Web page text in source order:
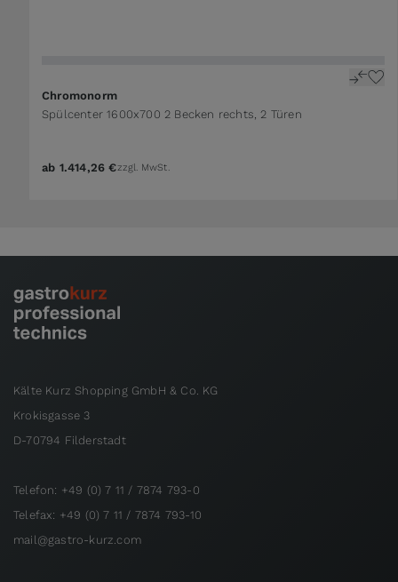
Chromonorm
Spülcenter 1600x700 2 Becken rechts, 2 Türen
ab 1.414,26 €zzgl. MwSt.
Kälte Kurz Shopping GmbH & Co. KG
Krokisgasse 3
D-70794 Filderstadt
Telefon: +49 (0) 7 11 / 7874 793-0
Telefax: +49 (0) 7 11 / 7874 793-10
mail@gastro-kurz.com